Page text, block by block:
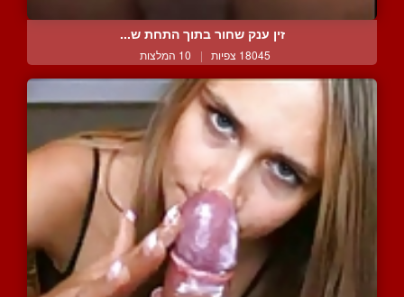
זין ענק שחור בתוך התחת ש...
18045 צפיות | 10 המלצות